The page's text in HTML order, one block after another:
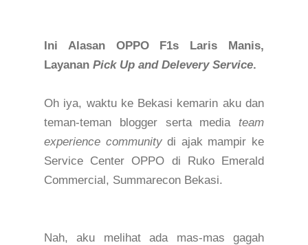
Ini Alasan OPPOF1s Laris Manis,
Layanan Pick Up and Delevery Service.
Oh iya, waktu ke Bekasi kemarin aku dan
teman-teman blogger serta media team
experience community di ajak mampir ke
Service Center OPPO di Ruko Emerald
Commercial, Summarecon Bekasi.
Nah, aku melihat ada mas-mas gagah